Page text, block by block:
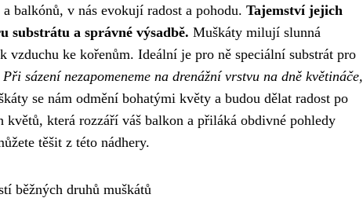
balkónů, v nás evokují radost a pohodu. Tajemství jejich
substrátu a správné výsadbě. Muškáty milují slunná
vzduchu ke kořenům. Ideální je pro ně speciální substrát pro
Při sázení nezapomeneme na drenážní vrstvu na dně květináče,
se nám odmění bohatými květy a budou dělat radost po
květů, která rozzáří váš balkon a přiláká obdivné pohledy
těšit z této nádhery.
běžných druhů muškátů